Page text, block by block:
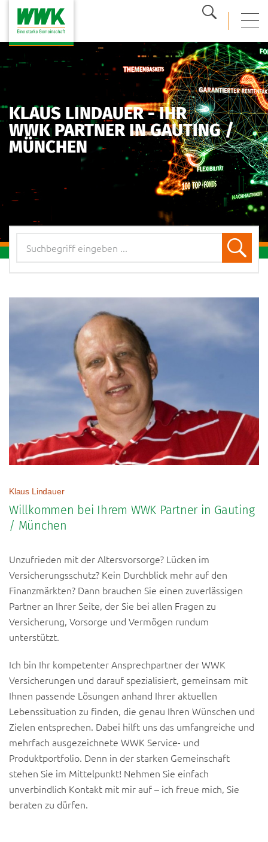
Suche
KLAUS LINDAUER - IHR
WWK PARTNER IN GAUTING /
MÜNCHEN
Direkter Kontakt
Nachricht senden
Häufig gesuchte Begriffe
Schadenmeldung
Altersvorsorge
Vertragsanpassungen
Willkommen bei Ihrem WWK Partner in Gauting
/ München
Klaus Lindauer
Unzufrieden mit der Altersvorsorge? Lücken im
Versicherungsschutz? Kein Durchblick mehr auf den
Finanzmärkten? Dann brauchen Sie einen zuverlässigen
Partner an Ihrer Seite, der Sie bei allen Fragen zu
Versicherung, Vorsorge und Vermögen rundum
unterstützt.
Ich bin Ihr kompetenter Ansprechpartner der WWK
Versicherungen und darauf spezialisiert, gemeinsam mit
Ihnen passende Lösungen anhand Ihrer aktuellen
Lebenssituation zu finden, die genau Ihren Wünschen und
Zielen entsprechen. Dabei hilft uns das umfangreiche und
mehrfach ausgezeichnete WWK Service- und
Produktportfolio. Denn in der starken Gemeinschaft
stehen Sie im Mittelpunkt! Nehmen Sie einfach
unverbindlich Kontakt mit mir auf – ich freue mich, Sie
beraten zu dürfen.